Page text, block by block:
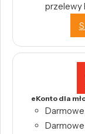
przelewy
eKonto dla